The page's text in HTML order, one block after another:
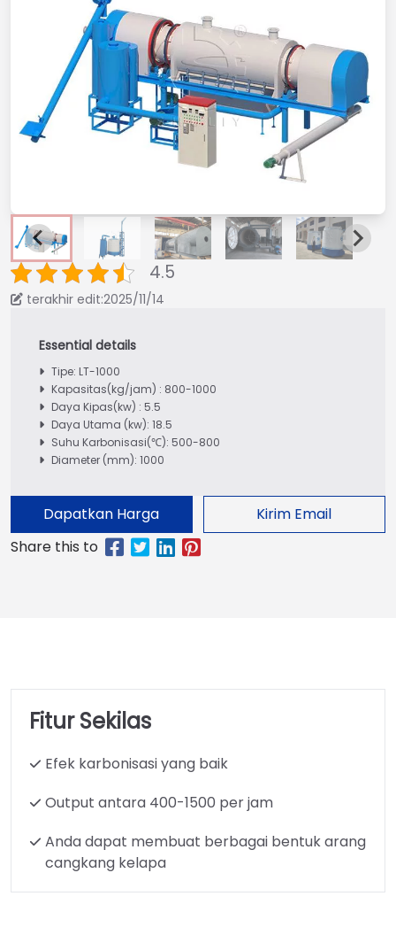
4.5
terakhir edit:2025/11/14
Tipe: LT-1000
Kapasitas(kg/jam) : 800-1000
Daya Kipas(kw) : 5.5
Daya Utama (kw): 18.5
Suhu Karbonisasi(℃): 500-800
Diameter (mm): 1000
Dapatkan Harga Kirim Email
Fitur Sekilas
Efek karbonisasi yang baik
Output antara 400-1500 per jam
Anda dapat membuat berbagai bentuk arang
cangkang kelapa